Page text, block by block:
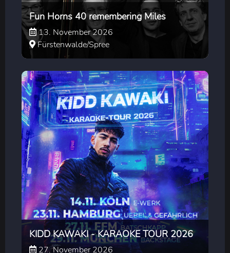
Fun Horns 40 remembering Miles
13. November 2026
Fürstenwalde/Spree
KIDD KAWAKI - KARAOKE TOUR 2026
27. November 2026